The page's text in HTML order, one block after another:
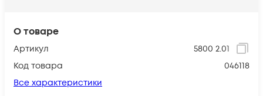
О товаре
Артикул
5800 2.01
Код товара
046118
Все характеристики